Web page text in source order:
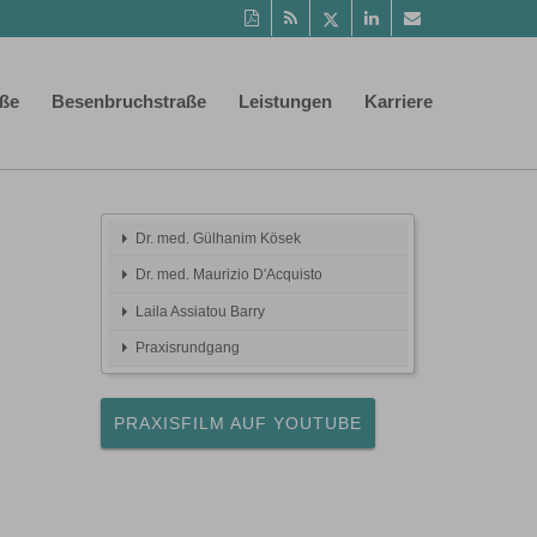
Diese
Seite
drucken
RSS-
FeedTwitter
Auf
LinkedIn
Per
Mail
Besenbruchstraße Leistungen Karriere
Dr. med. Gülhanim Kösek
Dr. med. Maurizio D'Acquisto
Laila Assiatou Barry
Praxisrundgang
PRAXISFILM AUF YOUTUBE